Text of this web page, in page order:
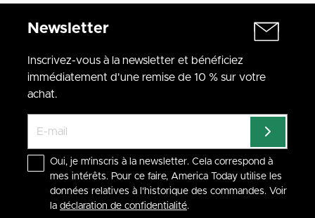
Newsletter
Inscrivez-vous à la newsletter et bénéficiez
immédiatement d'une remise de 10 % sur votre
achat.
Oui, je m'inscris à la newsletter. Cela correspond à
mes intérêts. Pour ce faire, America Today utilise les
données relatives à l'historique des commandes. Voir
la déclaration de confidentialité.